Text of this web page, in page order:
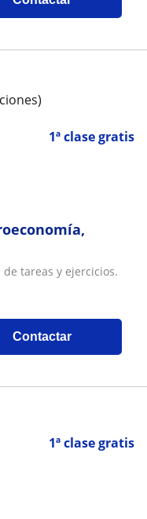
1ª clase gratis
tareas y ejercicios.
Contactar
1ª clase gratis